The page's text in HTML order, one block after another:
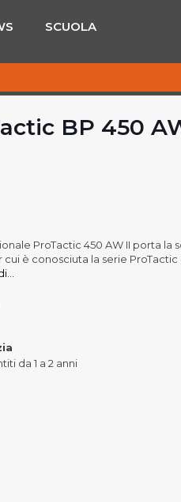
SCUOLA
BP 450
ProTactic 450 AW II porta la
è conosciuta la serie ProTactic
da 1 a 2 anni